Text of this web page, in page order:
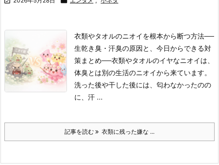
衣類やタオルのニオイを根本から断つ方法──
生乾き臭・汗臭の原因と、今日からできる対
策まとめ──衣類やタオルのイヤなニオイは、
体臭とは別の生活のニオイから来ています。
洗った後や干した後には、匂わなかったのの
に、汗 ...
記事を読む 衣類に残った嫌な ...